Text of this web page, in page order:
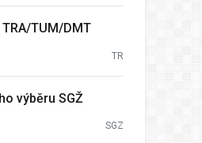
TUM/DMT
TR
výběru SGŽ
SGZ